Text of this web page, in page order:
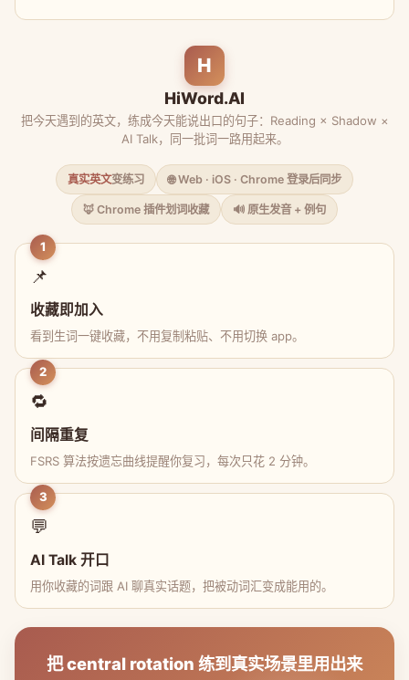
H
HiWord.AI
把今天遇到的英文，练成今天能说出口的句子：Reading × Shadow ×
AI Talk，同一批词一路用起来。
真实英文变练习 🌐 Web · iOS · Chrome 登录后同步
🦊 Chrome 插件划词收藏 🔊 原生发音 + 例句
1
📌
收藏即加入
看到生词一键收藏，不用复制粘贴、不用切换 app。
2
🔁
间隔重复
FSRS 算法按遗忘曲线提醒你复习，每次只花 2 分钟。
3
💬
AI Talk 开口
用你收藏的词跟 AI 聊真实话题，把被动词汇变成能用的。
把 central rotation 练到真实场景里用出来